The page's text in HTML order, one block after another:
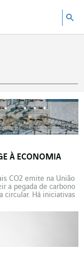
À ECONOMIA
CO2 emite na União
a pegada de carbono
circular. Há iniciativas
na Omexom em